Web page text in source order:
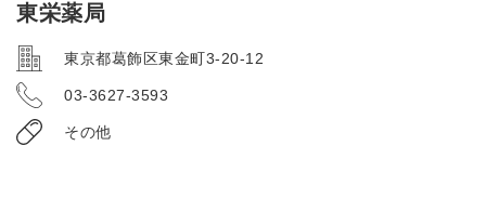
東栄薬局
東京都葛飾区東金町3-20-12
03-3627-3593
その他